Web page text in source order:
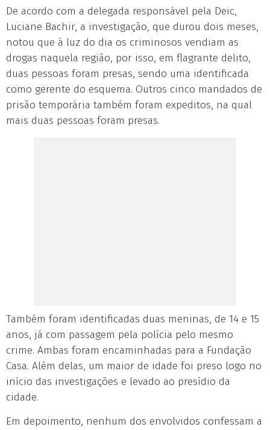
De acordo com a delegada responsável pela Deic,
Luciane Bachir, a investigação, que durou dois meses,
notou que à luz do dia os criminosos vendiam as
drogas naquela região, por isso, em flagrante delito,
duas pessoas foram presas, sendo uma identificada
como gerente do esquema. Outros cinco mandados de
prisão temporária também foram expeditos, na qual
mais duas pessoas foram presas.
Também foram identificadas duas meninas, de 14 e 15
anos, já com passagem pela polícia pelo mesmo
crime. Ambas foram encaminhadas para a Fundação
Casa. Além delas, um maior de idade foi preso logo no
início das investigações e levado ao presídio da
cidade.
Em depoimento, nenhum dos envolvidos confessam a